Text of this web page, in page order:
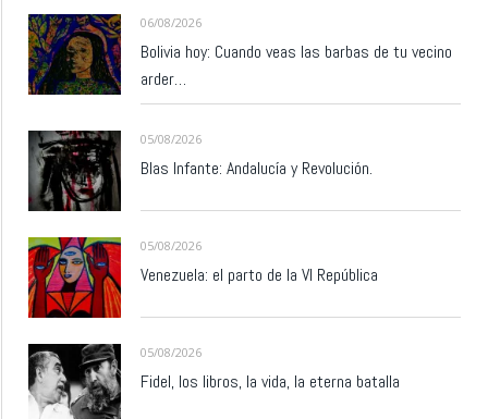
06/08/2026
Bolivia hoy: Cuando veas las barbas de tu vecino
arder…
05/08/2026
Blas Infante: Andalucía y Revolución.
05/08/2026
Venezuela: el parto de la VI República
05/08/2026
Fidel, los libros, la vida, la eterna batalla